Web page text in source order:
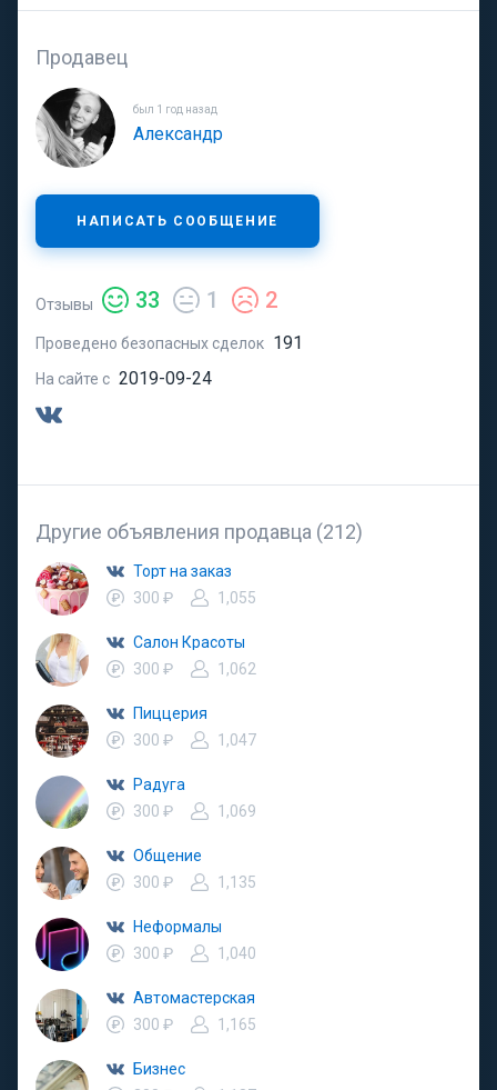
Продавец
был 1 год назад
Александр
НАПИСАТЬ СООБЩЕНИЕ
Отзывы 33 1 2
Проведено безопасных сделок 191
На сайте с 2019-09-24
Другие объявления продавца (212)
Торт на заказ
300 ₽
1,055
Салон Красоты
300 ₽
1,062
Пиццерия
300 ₽
1,047
Радуга
300 ₽
1,069
Общение
300 ₽
1,135
Неформалы
300 ₽
1,040
Автомастерская
300 ₽
1,165
Бизнес